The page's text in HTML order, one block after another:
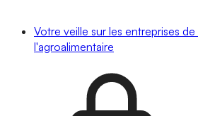
Votre veille sur les entreprises
l'agroalimentaire